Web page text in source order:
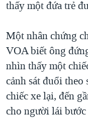
thấy một đứa trẻ
Một nhân chứng
VOA biết ông
nhìn thấy một
cảnh sát đuổi theo
chiếc xe lại, đến
cho người lái